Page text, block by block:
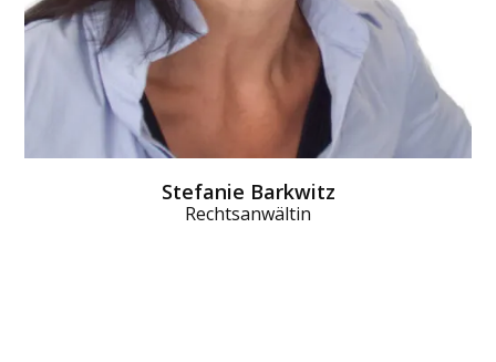
Stefanie Barkwitz
Rechtsanwältin